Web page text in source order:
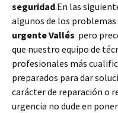
seguridad.En las
algunos de los problemas
urgente Vallés pero
que nuestro equipo de
profesionales más
preparados para dar
carácter de reparación o
urgencia no dude en